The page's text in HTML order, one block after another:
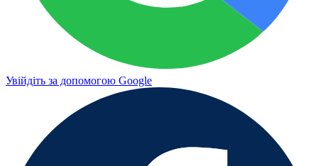
Увійдіть за допомогою Google